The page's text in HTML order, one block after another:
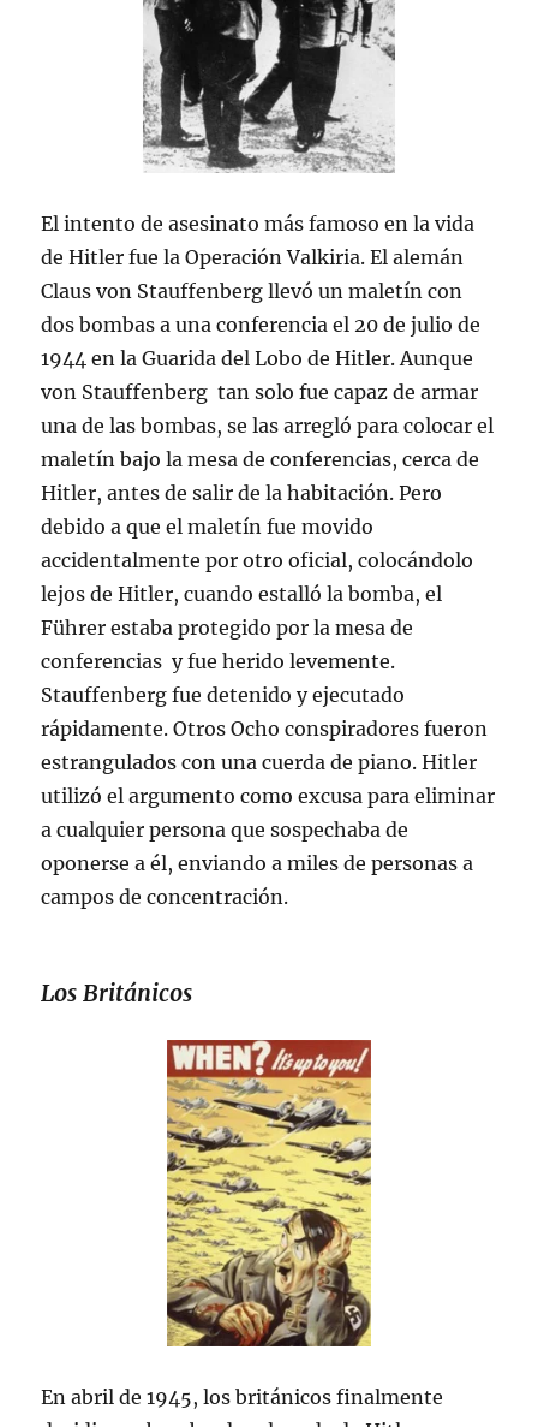
El intento de asesinato más famoso en la vida
de Hitler fue la Operación Valkiria. El alemán
Claus von Stauffenberg llevó un maletín con
dos bombas a una conferencia el 20 de julio de
1944 en la Guarida del Lobo de Hitler. Aunque
von Stauffenberg tan solo fue capaz de armar
una de las bombas, se las arregló para colocar el
maletín bajo la mesa de conferencias, cerca de
Hitler, antes de salir de la habitación. Pero
debido a que el maletín fue movido
accidentalmente por otro oficial, colocándolo
lejos de Hitler, cuando estalló la bomba, el
Führer estaba protegido por la mesa de
conferencias y fue herido levemente.
Stauffenberg fue detenido y ejecutado
rápidamente. Otros Ocho conspiradores fueron
estrangulados con una cuerda de piano. Hitler
utilizó el argumento como excusa para eliminar
a cualquier persona que sospechaba de
oponerse a él, enviando a miles de personas a
campos de concentración.
Los Británicos
En abril de 1945, los británicos finalmente